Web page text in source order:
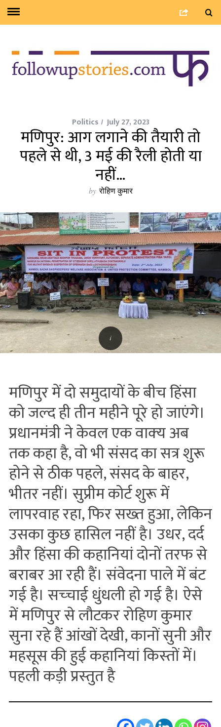
Politics July 27, 2023
मणिपुर: आग लगाने की तैयारी तो
पहले से थी, 3 मई की रैली होती या
नहीं…
by रोहिण कुमार
मणिपुर में दो समुदायों के बीच हिंसा
को जल्‍द ही तीन महीने पूरे हो जाएंगे।
प्रधानमंत्री ने केवल एक वाक्‍य अब
तक कहा है, वो भी संसद का सत्र शुरू
होने से ठीक पहले, संसद के बाहर,
भीतर नहीं। सुप्रीम कोर्ट शुरू में
लापरवाह रहा, फिर सख्‍त हुआ, लेकिन
उसका कुछ हासिल नहीं है। उधर, दर्द
और हिंसा की कहानियां दोनों तरफ से
बराबर आ रही हैं। संवेदना पाले में बंट
गई है। सच्‍चाई धुंधली हो गई है। ऐसे
में मणिपुर से लौटकर रोहिण कुमार
सुना रहे हैं आंखों देखी, कानों सुनी और
महसूस की हुई कहानियां किस्‍तों में।
पहली कड़ी प्रस्‍तुत है